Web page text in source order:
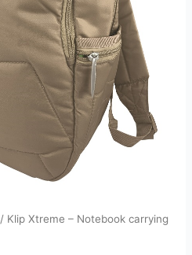
/ Klip Xtreme – Notebook carrying